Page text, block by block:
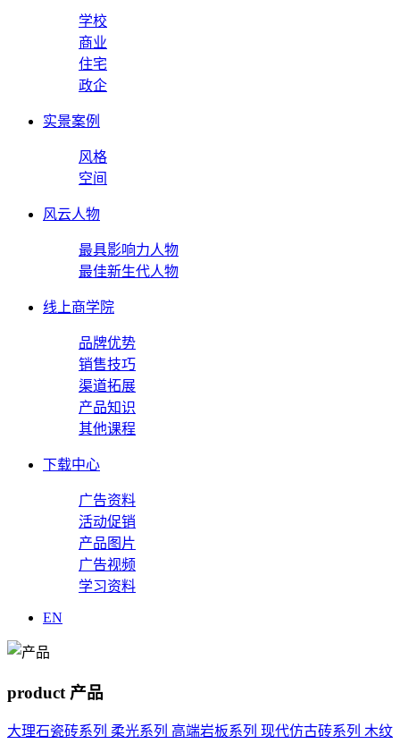
学校
商业
住宅
政企
实景案例
风格
空间
风云人物
最具影响力人物
最佳新生代人物
线上商学院
品牌优势
销售技巧
渠道拓展
产品知识
其他课程
下载中心
广告资料
活动促销
产品图片
广告视频
学习资料
EN
product 产品
大理石瓷砖系列 柔光系列 高端岩板系列 现代仿古砖系列 木纹